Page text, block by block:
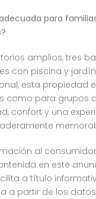
para
amplios, tres
con piscina y
esta propiedad
como para grupos
confort y una
al consumidor
en este
a título
a partir de los